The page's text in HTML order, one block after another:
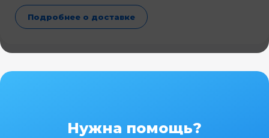
Подробнее о доставке
Нужна помощь?